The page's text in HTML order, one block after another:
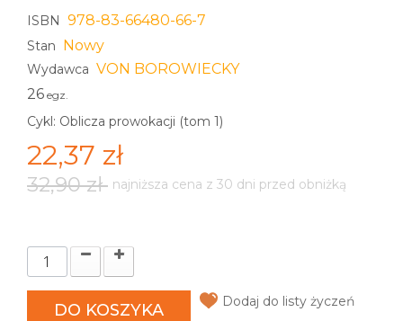
ISBN 978-83-66480-66-7
Stan Nowy
Wydawca VON BOROWIECKY
26 egz.
Cykl: Oblicza prowokacji (tom 1)
22,37 zł
32,90 zł najniższa cena z 30 dni przed obniżką
DO KOSZYKA Dodaj do listy życzeń